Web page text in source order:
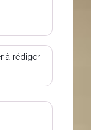
à rédiger